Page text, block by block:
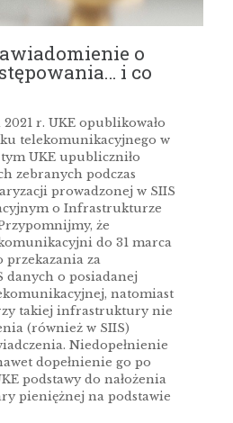
o
i co
r. UKE opublikowało
telekomunikacyjnego w
UKE upubliczniło
zebranych podczas
prowadzonej w SIIS
o Infrastrukturze
że
do 31 marca
przekazania za
danych o posiadanej
natomiast
takiej infrastruktury nie
(również w SIIS)
Niedopełnienie
dopełnienie go po
podstawy do nałożenia
pieniężnej na podstawie